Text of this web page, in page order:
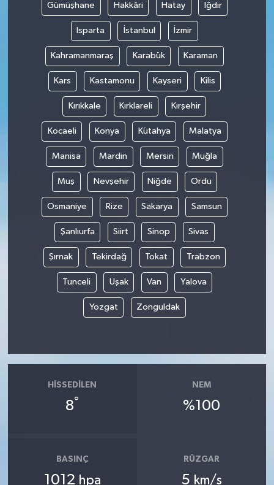
Gümüşhane Hakkâri Hatay Iğdır
Isparta İstanbul İzmir
Kahramanmaraş Karabük Karaman
Kars Kastamonu Kayseri Kilis
Kırıkkale Kırklareli Kırşehir
Kocaeli Konya Kütahya Malatya
Manisa Mardin Mersin Muğla
Muş Nevşehir Niğde Ordu
Osmaniye Rize Sakarya Samsun
Şanlıurfa Siirt Sinop Sivas
Şırnak Tekirdağ Tokat Trabzon
Tunceli Uşak Van Yalova
Yozgat Zonguldak
HISSEDILEN
8°
NEM
%100
BASINÇ
1012 hpa
RÜZGAR
5 km/s